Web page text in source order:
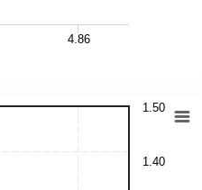
4.86
1.40
1.50